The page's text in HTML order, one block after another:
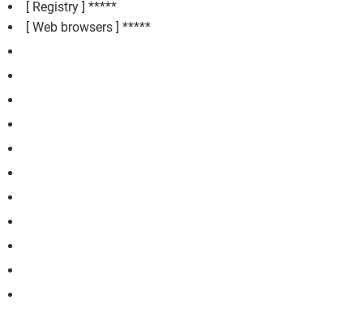
[ Registry ] *****
[ Web browsers ] *****